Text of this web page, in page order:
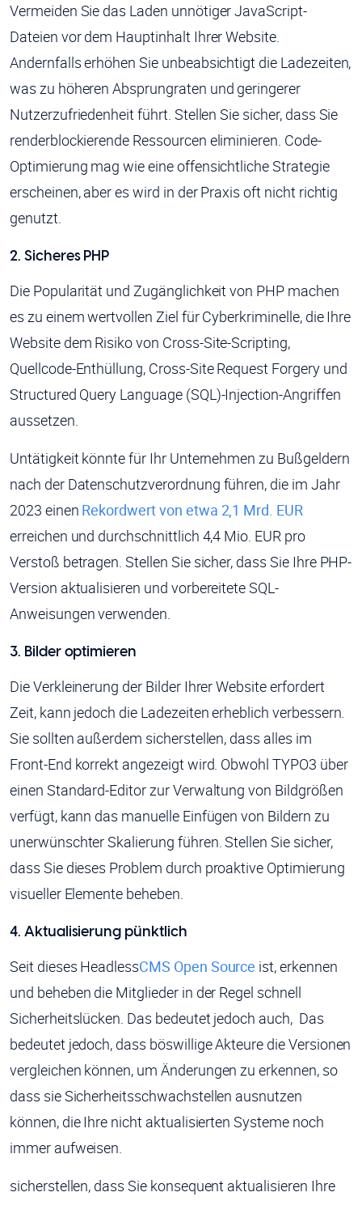
Vermeiden Sie das Laden unnötiger JavaScript-
Dateien vor dem Hauptinhalt Ihrer Website.
Andernfalls erhöhen Sie unbeabsichtigt die Ladezeiten,
was zu höheren Absprungraten und geringerer
Nutzerzufriedenheit führt. Stellen Sie sicher, dass Sie
renderblockierende Ressourcen eliminieren. Code-
Optimierung mag wie eine offensichtliche Strategie
erscheinen, aber es wird in der Praxis oft nicht richtig
genutzt.
2. Sicheres PHP
Die Popularität und Zugänglichkeit von PHP machen
es zu einem wertvollen Ziel für Cyberkriminelle, die Ihre
Website dem Risiko von Cross-Site-Scripting,
Quellcode-Enthüllung, Cross-Site Request Forgery und
Structured Query Language (SQL)-Injection-Angriffen
aussetzen.
Untätigkeit könnte für Ihr Unternehmen zu Bußgeldern
nach der Datenschutzverordnung führen, die im Jahr
2023 einen Rekordwert von etwa 2,1 Mrd. EUR
erreichen und durchschnittlich 4,4 Mio. EUR pro
Verstoß betragen. Stellen Sie sicher, dass Sie Ihre PHP-
Version aktualisieren und vorbereitete SQL-
Anweisungen verwenden.
3. Bilder optimieren
Die Verkleinerung der Bilder Ihrer Website erfordert
Zeit, kann jedoch die Ladezeiten erheblich verbessern.
Sie sollten außerdem sicherstellen, dass alles im
Front-End korrekt angezeigt wird. Obwohl TYPO3 über
einen Standard-Editor zur Verwaltung von Bildgrößen
verfügt, kann das manuelle Einfügen von Bildern zu
unerwünschter Skalierung führen. Stellen Sie sicher,
dass Sie dieses Problem durch proaktive Optimierung
visueller Elemente beheben.
4. Aktualisierung pünktlich
Seit dieses HeadlessCMS Open Source ist, erkennen
und beheben die Mitglieder in der Regel schnell
Sicherheitslücken. Das bedeutet jedoch auch, Das
bedeutet jedoch, dass böswillige Akteure die Versionen
vergleichen können, um Änderungen zu erkennen, so
dass sie Sicherheitsschwachstellen ausnutzen
können, die Ihre nicht aktualisierten Systeme noch
immer aufweisen.
sicherstellen, dass Sie konsequent aktualisieren Ihre